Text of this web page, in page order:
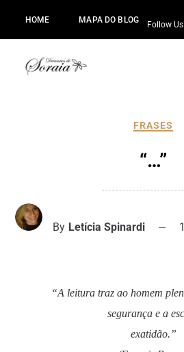
HOME MAPA DO BLOG
Follow Us
FRASES
“…”
By Letícia Spinardi
“A leitura traz ao homem
segurança e a
exatidão.”